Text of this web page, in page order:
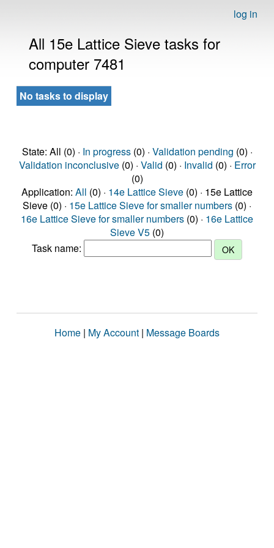
log in
All 15e Lattice Sieve tasks for
computer 7481
No tasks to display
State: All (0) · In progress(0) · Validation pending (0) ·
Validation inconclusive(0) · Valid (0) · Invalid (0) · Error
(0)
Application: All (0) · 14e Lattice Sieve (0) · 15e Lattice
Sieve (0) · 15e Lattice Sieve for smaller numbers (0) ·
16e Lattice Sieve for smaller numbers (0) · 16e Lattice
Sieve V5 (0)
Task name:
Home | My Account | Message Boards